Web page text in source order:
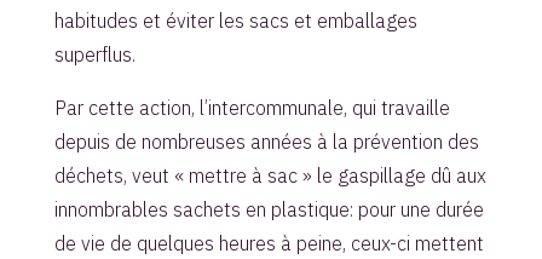
habitudes et éviter les sacs et emballages
superflus.
Par cette action, l’intercommunale, qui travaille
depuis de nombreuses années à la prévention des
déchets, veut « mettre à sac » le gaspillage dû aux
innombrables sachets en plastique: pour une durée
de vie de quelques heures à peine, ceux-ci mettent